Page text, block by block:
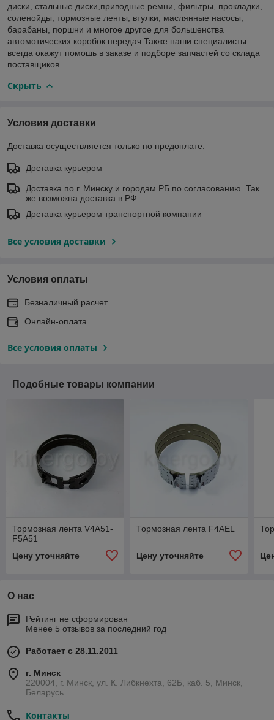
диски, стальные диски,приводные ремни, фильтры, прокладки,
соленойды, тормозные ленты, втулки, маслянные насосы,
барабаны, поршни и многое другое для большенства
автомотических коробок передач.Также наши специалисты
всегда окажут помошь в заказе и подборе запчастей со склада
поставщиков.
Скрыть
Условия доставки
Доставка осуществляется только по предоплате.
Доставка курьером
Доставка по г. Минску и городам РБ по согласованию. Так
же возможна доставка в РФ.
Доставка курьером транспортной компании
Все условия доставки
Условия оплаты
Безналичный расчет
Онлайн-оплата
Все условия оплаты
Подобные товары компании
Тормозная лента V4A51-
F5A51
Цену уточняйте
Тормозная лента F4AEL
Цену уточняйте
О нас
Рейтинг не сформирован
Менее 5 отзывов за последний год
Работает с 28.11.2011
г. Минск
220004, г. Минск, ул. К. Либкнехта, 62Б, каб. 5, Минск,
Беларусь
Контакты